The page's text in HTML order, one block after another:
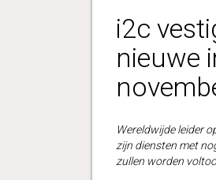
i2c
nieuwe
Wereldwijde leider
zijn diensten met
zullen worden